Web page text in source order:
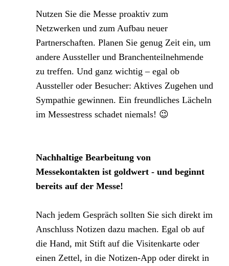
Nutzen Sie die Messe proaktiv zum
Netzwerken und zum Aufbau neuer
Partnerschaften. Planen Sie genug Zeit ein, um
andere Aussteller und Branchenteilnehmende
zu treffen. Und ganz wichtig – egal ob
Aussteller oder Besucher: Aktives Zugehen und
Sympathie gewinnen. Ein freundliches Lächeln
im Messestress schadet niemals! 😉
Nachhaltige Bearbeitung von
Messekontakten ist goldwert - und beginnt
bereits auf der Messe!
Nach jedem Gespräch sollten Sie sich direkt im
Anschluss Notizen dazu machen. Egal ob auf
die Hand, mit Stift auf die Visitenkarte oder
einen Zettel, in die Notizen-App oder direkt in